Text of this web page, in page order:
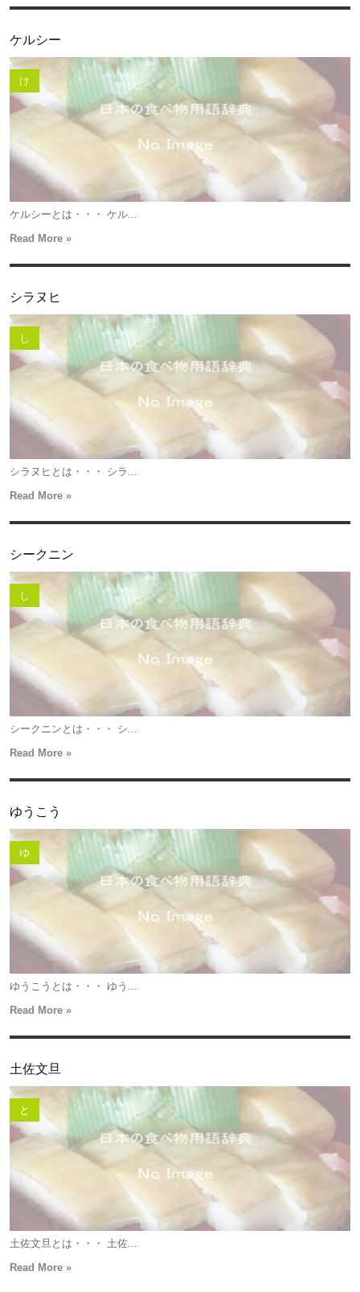
ケルシー
け
ケルシーとは・・・ ケル...
Read More »
シラヌヒ
し
シラヌヒとは・・・ シラ...
Read More »
シークニン
し
シークニンとは・・・ シ...
Read More »
ゆうこう
ゆ
ゆうこうとは・・・ ゆう...
Read More »
土佐文旦
と
土佐文旦とは・・・ 土佐...
Read More »